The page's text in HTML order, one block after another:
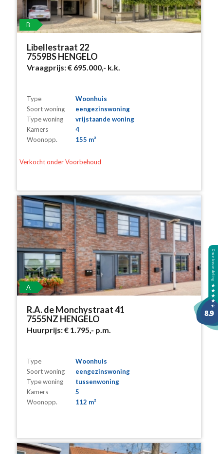
B
Libellestraat 22
7559BS HENGELO
Vraagprijs:€ 695.000,- k.k.
Type
Woonhuis
Soort woning
eengezinswoning
Type woning
vrijstaande woning
Kamers
4
Woonopp.
155 m²
Verkocht onder Voorbehoud
A
R.A. de Monchystraat 41
7555NZ HENGELO
Huurprijs:€ 1.795,- p.m.
Type
Woonhuis
Soort woning
eengezinswoning
Type woning
tussenwoning
Kamers
5
Woonopp.
112 m²